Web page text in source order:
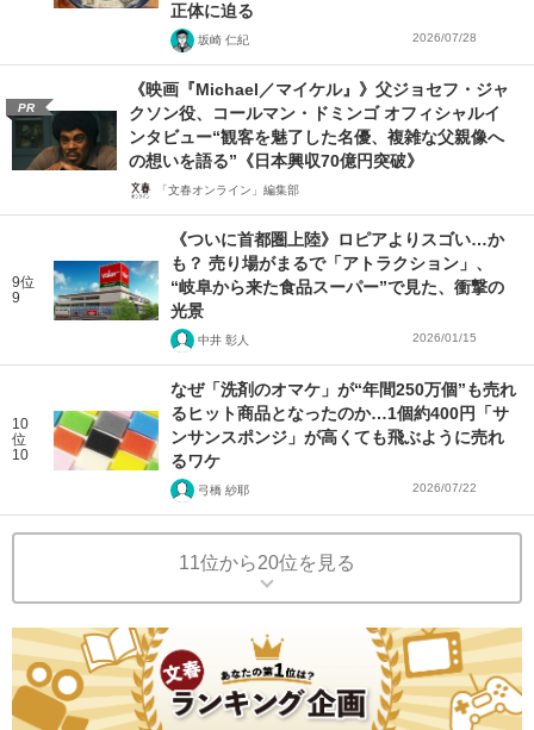
正体に迫る
坂崎 仁紀 2026/07/28
PR
《映画『Michael／マイケル』》父ジョセフ・ジャ
クソン役、コールマン・ドミンゴ オフィシャルイ
ンタビュー“観客を魅了した名優、複雑な父親像へ
の想いを語る”《日本興収70億円突破》
「文春オンライン」編集部
9位
9
《ついに首都圏上陸》ロピアよりスゴい…か
も？ 売り場がまるで「アトラクション」、
“岐阜から来た食品スーパー”で見た、衝撃の
光景
中井 彰人 2026/01/15
10
位
10
なぜ「洗剤のオマケ」が“年間250万個”も売れ
るヒット商品となったのか…1個約400円「サ
ンサンスポンジ」が高くても飛ぶように売れ
るワケ
弓橋 紗耶 2026/07/22
11位から20位を見る